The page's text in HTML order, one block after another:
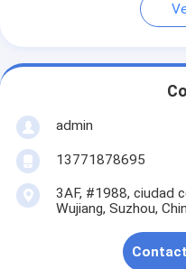
admin
13771878695
3AF, #1988, ciudad
Wujiang, Suzhou,